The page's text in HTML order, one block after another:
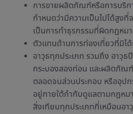
การขายผลิตภัณฑ์หรือการบริก
กำหนดว่ามีความเป็นไปได้สูงที่
เป็นการทำธุรกรรมที่ผิดกฎหม
ตัวแทนด้านการท่องเที่ยวที่มิไ
อาวุธทุกประเภท รวมถึง อาวุธ
กระบองสองท่อน และผลิตภัณ
ตลอดจนส่วนประกอบ หรืออุป
อยู่ภายใต้กำกับดูแลตามกฎหม
สิ่งเทียมทุกประเภทที่เหมือนอา